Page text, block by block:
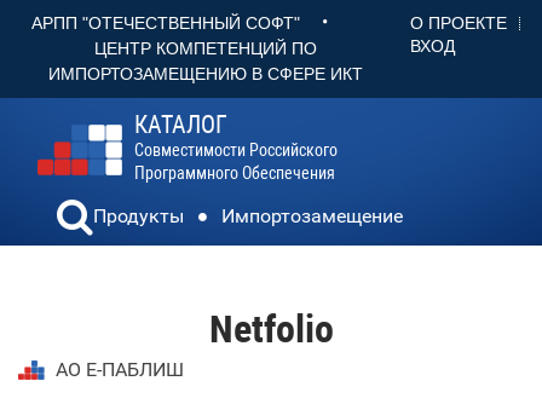
АРПП "ОТЕЧЕСТВЕННЫЙ СОФТ" •
ЦЕНТР КОМПЕТЕНЦИЙ ПО
ИМПОРТОЗАМЕЩЕНИЮ В СФЕРЕ ИКТ
О ПРОЕКТЕ
ВХОД
КАТАЛОГ
Совместимости Российского
Программного Обеспечения
Продукты Импортозамещение
Netfolio
АО Е-ПАБЛИШ